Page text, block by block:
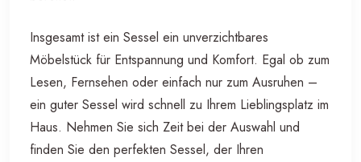
Insgesamt ist ein Sessel ein unverzichtbares
Möbelstück für Entspannung und Komfort. Egal ob zum
Lesen, Fernsehen oder einfach nur zum Ausruhen –
ein guter Sessel wird schnell zu Ihrem Lieblingsplatz im
Haus. Nehmen Sie sich Zeit bei der Auswahl und
finden Sie den perfekten Sessel, der Ihren